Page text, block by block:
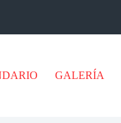
GALERÍA